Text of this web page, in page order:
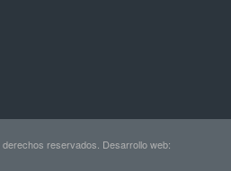
reservados. Desarrollo web: